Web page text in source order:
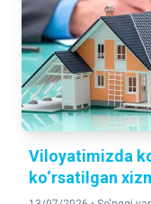
Viloyatimizda
ko‘rsatilgan